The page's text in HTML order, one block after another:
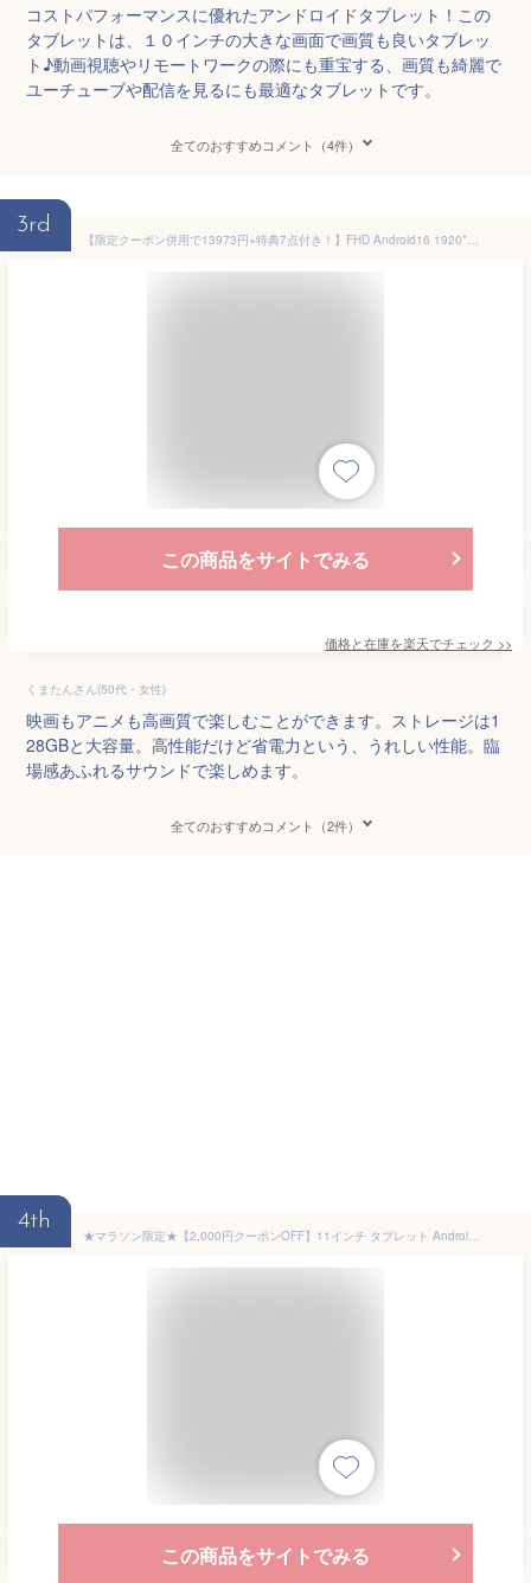
コストパフォーマンスに優れたアンドロイドタブレット！この
タブレットは、１０インチの大きな画面で画質も良いタブレッ
ト♪動画視聴やリモートワークの際にも重宝する、画質も綺麗で
ユーチューブや配信を見るにも最適なタブレットです。
全てのおすすめコメント（4件）
3rd
【限定クーポン併用で13973円+特典7点付き！】FHD Android16 1920*1200 タブレット 10インチ 20GB+128GB 8コアCPU 6000mAhバッテリー Wi-Fiモデル Widevine L1対応 GPS機能 Type-C充電 GMS認証 タブレットPC本体 日本語対応 カーナビとしても可！
この商品をサイトでみる
価格と在庫を楽天でチェック >>
くまたんさん(50代・女性)
映画もアニメも高画質で楽しむことができます。ストレージは1
28GBと大容量。高性能だけど省電力という、うれしい性能。臨
場感あふれるサウンドで楽しめます。
全てのおすすめコメント（2件）
4th
★マラソン限定★【2,000円クーポンOFF】11インチ タブレット Android 15 SIMフリー 格安タブレット 端末 RAM24GB ROM256GB アンドロイド 15 本体 通話 タブレットpc Wi-Fiモデル 大画面 子供用 安い おすすめ 高性能 2025新発売 グレー TABWEE W90
この商品をサイトでみる